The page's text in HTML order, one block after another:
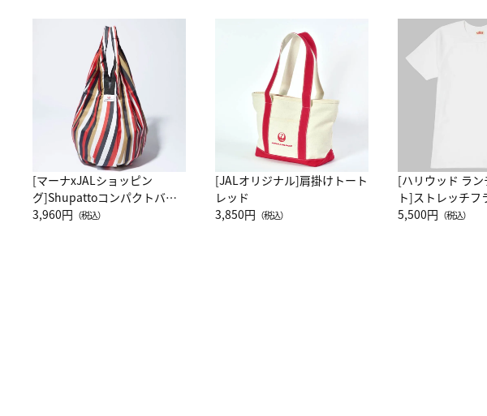
[マーナxJALショッピン
グ]Shupattoコンパクトバッ
グ Drop JAL客室乗務員
3,960円 （税込）
[JALオリジナル]肩掛けトート
レッド
3,850円 （税込）
[ハリウッド ラン
ト]ストレッチフ
ーネック別注半袖
5,500円 （税込）